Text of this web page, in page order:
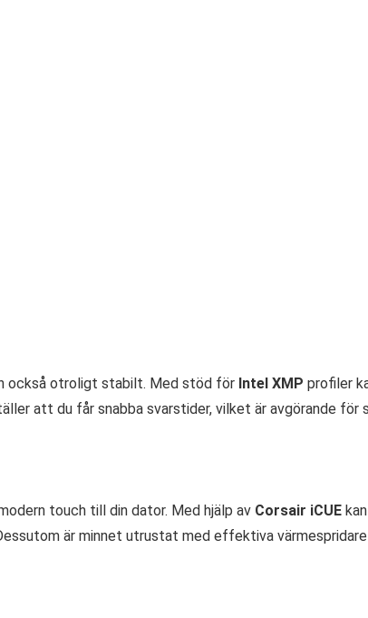
också otroligt stabilt. Med stöd för Intel XMP profiler
att du får snabba svarstider, vilket är avgörande för
touch till din dator. Med hjälp av Corsair iCUE
är minnet utrustat med effektiva